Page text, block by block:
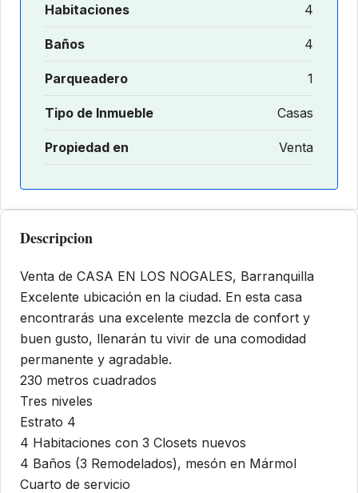
Habitaciones 4
Baños 4
Parqueadero 1
Tipo de Inmueble Casas
Propiedad en Venta
Descripcion
Venta de CASA EN LOS NOGALES, Barranquilla
Excelente ubicación en la ciudad. En esta casa
encontrarás una excelente mezcla de confort y
buen gusto, llenarán tu vivir de una comodidad
permanente y agradable.
230 metros cuadrados
Tres niveles
Estrato 4
4 Habitaciones con 3 Closets nuevos
4 Baños (3 Remodelados), mesón en Mármol
Cuarto de servicio